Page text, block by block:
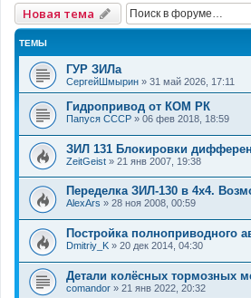
Новая тема
ТЕМЫ
ГУР ЗИЛа
СергейШмырин » 31 май 2026, 17:11
Гидропривод от КОМ РК
Папуся СССР » 06 фев 2018, 18:59
ЗИЛ 131 Блокировки
ZeitGeist » 21 янв 2007, 19:38
Переделка ЗИЛ-130 в 4х4.
AlexArs » 28 ноя 2008, 00:59
Постройка полноприводного
Dmitriy_K » 20 дек 2014, 04:30
Детали колёсных тормозных
comandor » 21 янв 2022, 20:32